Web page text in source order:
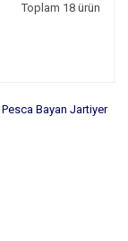
Toplam 18 ürün